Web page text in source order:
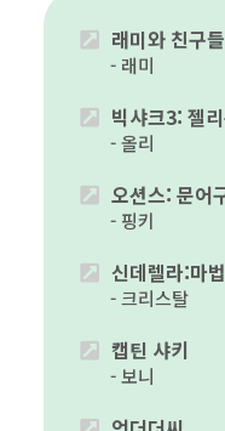
래미와 친구
래미
빅샤크3: 젤
올리
오션스: 문어
핑키
신데렐라:마
크리스탈
캡틴 샤키
보니